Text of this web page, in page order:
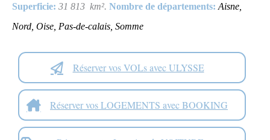
Superficie: 31 813 km². Nombre de départements: Aisne
Nord, Oise, Pas-de-calais, Somme
Réserver vos VOLs avec ULYSSE
Réserver vos LOGEMENTS avec BOOKING